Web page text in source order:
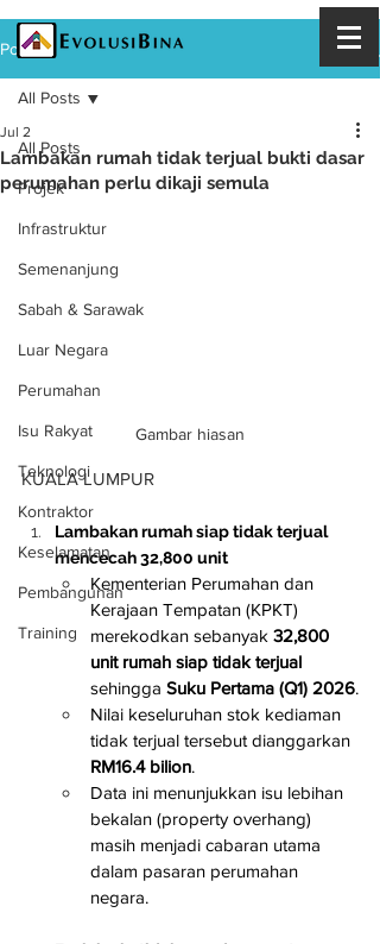
Post
All Posts
Projek
Infrastruktur
Semenanjung
Sabah & Sarawak
Luar Negara
Perumahan
Isu Rakyat
Teknologi
Kontraktor
Keselamatan
Pembangunan
Training
All Posts
Lambakan rumah tidak terjual bukti dasar
perumahan perlu dikaji semula
Jul 2
Gambar hiasan
KUALA LUMPUR
Lambakan rumah siap tidak terjual
mencecah 32,800 unit
Kementerian Perumahan dan
Kerajaan Tempatan (KPKT)
merekodkan sebanyak 32,800
unit rumah siap tidak terjual
sehingga Suku Pertama (Q1) 2026.
Nilai keseluruhan stok kediaman
tidak terjual tersebut dianggarkan
RM16.4 bilion.
Data ini menunjukkan isu lebihan
bekalan (property overhang)
masih menjadi cabaran utama
dalam pasaran perumahan
negara.